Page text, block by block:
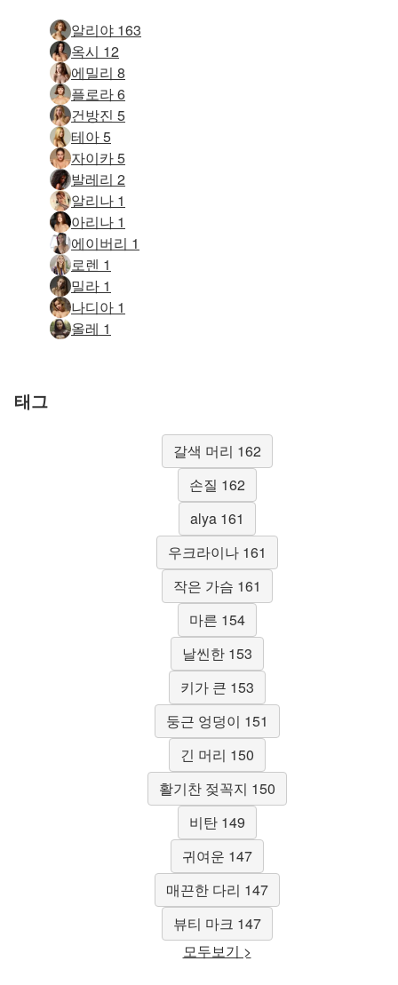
알리야 163
옥시 12
에밀리 8
플로라 6
건방진 5
테아 5
자이카 5
발레리 2
알리나 1
아리나 1
에이버리 1
로렌 1
밀라 1
나디아 1
올레 1
태그
갈색 머리 162
손질 162
alya 161
우크라이나 161
작은 가슴 161
마른 154
날씬한 153
키가 큰 153
둥근 엉덩이 151
긴 머리 150
활기찬 젖꼭지 150
비탄 149
귀여운 147
매끈한 다리 147
뷰티 마크 147
모두보기 >